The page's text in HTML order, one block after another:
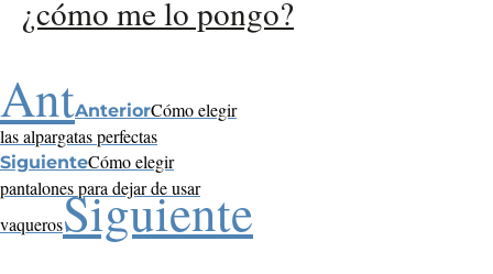
¿cómo me lo pongo?
AntAnteriorCómo elegir
las alpargatas perfectas
SiguienteCómo elegir
pantalones para dejar de usar
vaquerosSiguiente